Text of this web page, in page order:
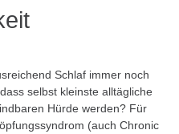
Schlaf immer noch
selbst kleinste alltägliche
Hürde werden? Für
(auch Chronic